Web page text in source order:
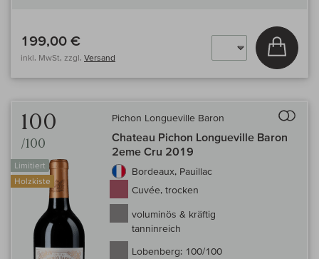
199,00 €
inkl. MwSt, zzgl. Versand
In
100
/100
Limitiert
Holzkiste
Pichon Longueville Baron
Chateau Pichon Longueville Baron
2eme Cru 2019
Bordeaux, Pauillac
Cuvée, trocken
voluminös & kräftig
tanninreich
Lobenberg: 100/100